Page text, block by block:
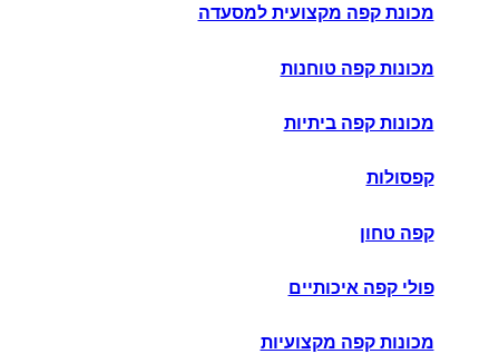
מכונת קפה מקצועית למסעדה
מכונות קפה טוחנות
מכונות קפה ביתיות
קפסולות
קפה טחון
פולי קפה איכותיים
מכונות קפה מקצועיות